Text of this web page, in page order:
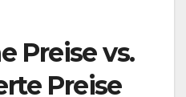
Preise vs.
Preise